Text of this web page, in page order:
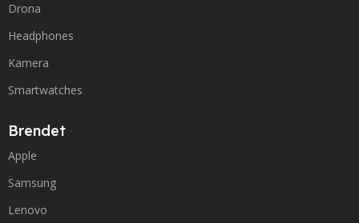
Drona
Headphones
Kamera
Smartwatches
Brendet
Apple
Samsung
Lenovo